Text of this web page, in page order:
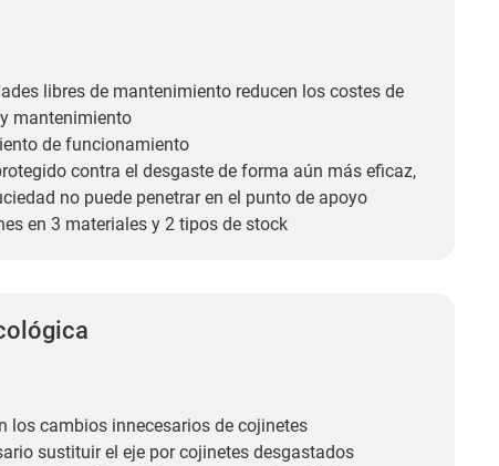
libres de mantenimiento reducen los costes de
mantenimiento
de funcionamiento
contra el desgaste de forma aún más eficaz,
no puede penetrar en el punto de apoyo
en 3 materiales y 2 tipos de stock
los cambios innecesarios de cojinetes
sustituir el eje por cojinetes desgastados